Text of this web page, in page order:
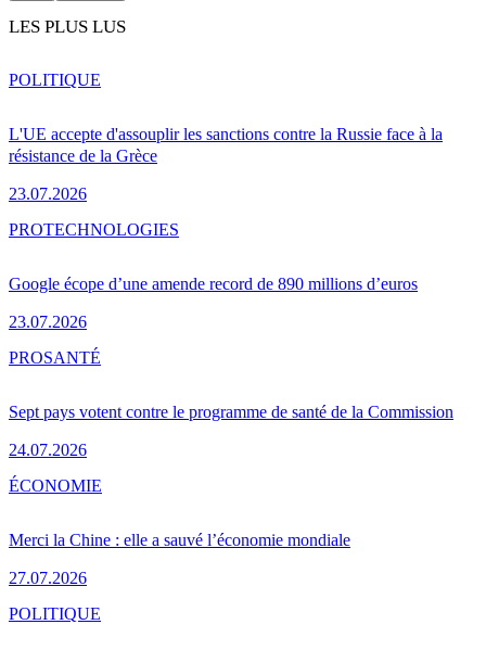
LES PLUS LUS
L'UE accepte d'assouplir les sanctions contre la Russie face à la
résistance de la Grèce
23.07.2026
POLITIQUE
Google écope d’une amende record de 890 millions d’euros
23.07.2026
PROTECHNOLOGIES
Sept pays votent contre le programme de santé de la Commission
24.07.2026
PROSANTÉ
Merci la Chine : elle a sauvé l’économie mondiale
27.07.2026
ÉCONOMIE
POLITIQUE